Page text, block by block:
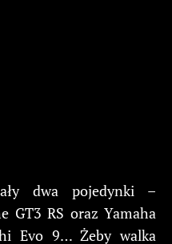
dwa pojedynki –
GT3 RS oraz Yamaha
Evo 9… Żeby walka